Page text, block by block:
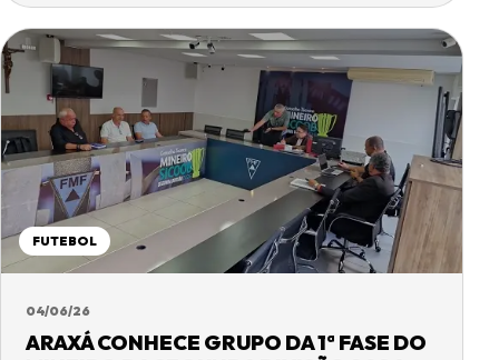
FUTEBOL
04/06/26
ARAXÁ CONHECE GRUPO DA 1ª FASE DO